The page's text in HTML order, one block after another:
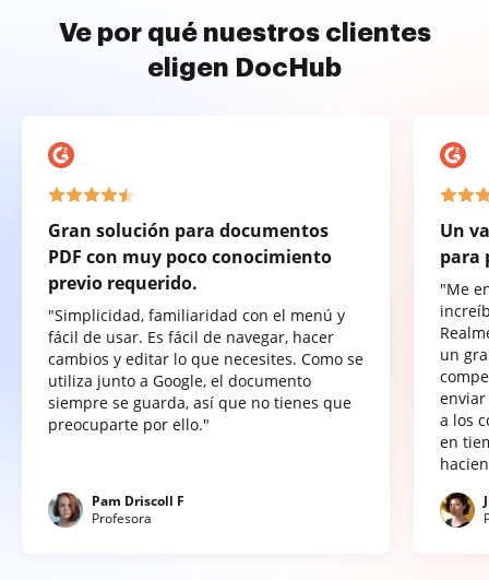
Ve por qué nuestros clientes
eligen DocHub
Gran solución para documentos
PDF con muy poco conocimiento
previo requerido.
"Simplicidad, familiaridad con el menú y
fácil de usar. Es fácil de navegar, hacer
cambios y editar lo que necesites. Como se
utiliza junto a Google, el documento
siempre se guarda, así que no tienes que
preocuparte por ello."
Pam Driscoll F
Profesora
Un
para
"Me
un
a los
en